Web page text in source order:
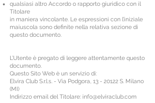
qualsiasi altro Accordo o rapporto giuridico con il
Titolare
in maniera vincolante. Le espressioni con l’iniziale
maiuscola sono definite nella relativa sezione di
questo documento.
L’Utente è pregato di leggere attentamente questo
documento.
Questo Sito Web è un servizio di:
Elvira Club S.r.l.s. - Via Podgora, 13 - 20122 S. Milano
(MI)
Indirizzo email del Titolare: info@elviraclub.com